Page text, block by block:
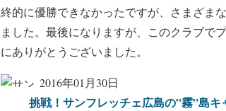
終的に優勝できなかったですが、さまざま
ました。最後になりますが、このクラブで
にありがとうございました。
2016年01月30日
挑戦！サンフレッチェ広島の”霧”島